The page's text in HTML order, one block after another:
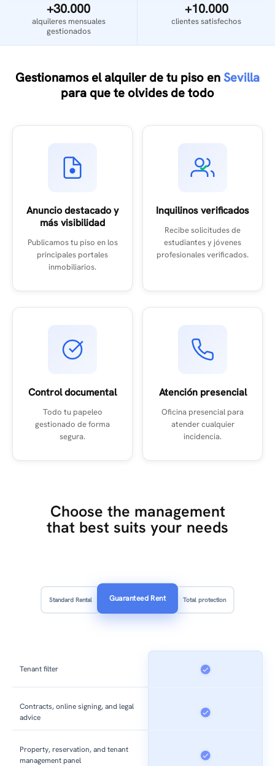
+30.000
alquileres mensuales
gestionados
+10.000
clientes satisfechos
Gestionamos el alquiler de tu piso enSevilla
para que te olvides de todo
Anuncio destacado y
más visibilidad
Publicamos tu piso en los
principales portales
inmobiliarios.
Inquilinos verificados
Recibe solicitudes de
estudiantes y jóvenes
profesionales verificados.
Control documental
Todo tu papeleo
gestionado de forma
segura.
Atención presencial
Oficina presencial para
atender cualquier
incidencia.
Choose the management
that best suits your needs
Standard Rental Guaranteed Rent Total protection
Tenant filter
Contracts, online signing, and legal
advice
Property, reservation, and tenant
management panel